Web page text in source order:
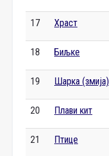
17 Храст
18 Биљке
19 Шарка (змија)
20 Плави кит
21 Птице